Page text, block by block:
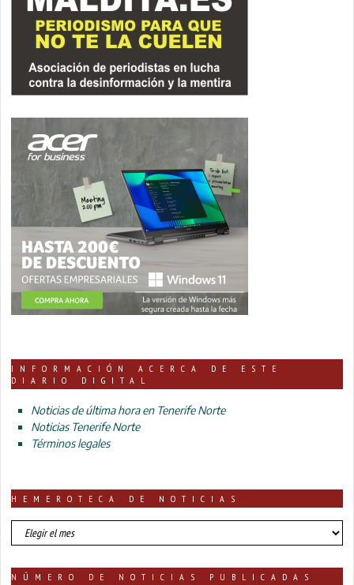
INFORMACIÓN ACERCA DE ESTE
DIARIO DIGITAL
Noticias de última hora en Tenerife Norte
Noticias Tenerife Norte
Términos legales
HEMEROTECA DE NOTICIAS
HEMEROTECA
DE
NÚMERO DE NOTICIAS PUBLICADAS